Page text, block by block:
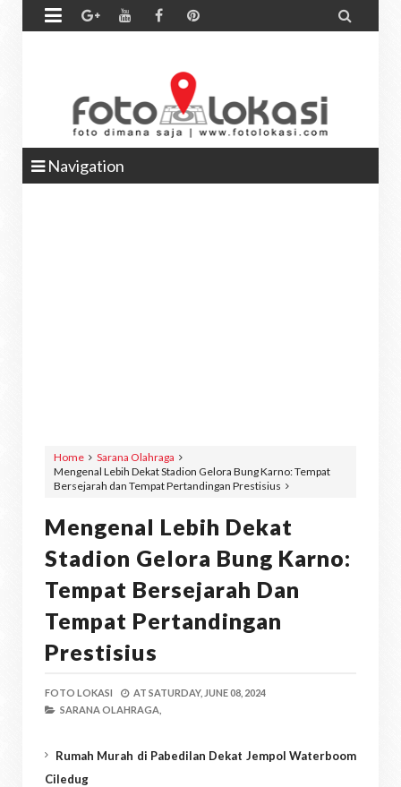
 
Navigation
Home
Sarana Olahraga
Mengenal Lebih Dekat Stadion Gelora Bung Karno: Tempat
Bersejarah dan Tempat Pertandingan Prestisius
Mengenal Lebih Dekat
Stadion Gelora Bung Karno:
Tempat Bersejarah Dan
Tempat Pertandingan
Prestisius
FOTO LOKASI AT SATURDAY, JUNE 08, 2024
SARANA OLAHRAGA,
Rumah Murah di Pabedilan Dekat Jempol Waterboom
Ciledug